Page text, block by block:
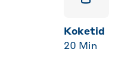
Koketid
20 Min